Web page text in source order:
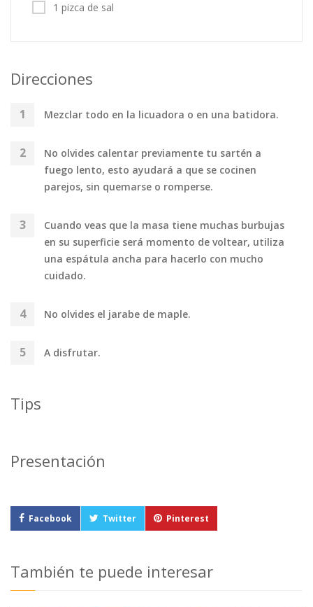
1 pizca de sal
Direcciones
Mezclar todo en la licuadora o en una batidora.
No olvides calentar previamente tu sartén a
fuego lento, esto ayudará a que se cocinen
parejos, sin quemarse o romperse.
Cuando veas que la masa tiene muchas burbujas
en su superficie será momento de voltear, utiliza
una espátula ancha para hacerlo con mucho
cuidado.
No olvides el jarabe de maple.
A disfrutar.
Tips
Presentación
Facebook Twitter Pinterest
También te puede interesar